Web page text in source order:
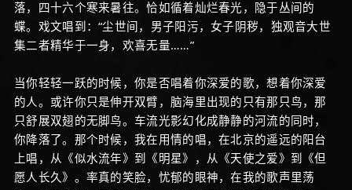
落，四十六个寒来暑往。恰如循着灿烂春光，隐于丛间的
蝶。戏文唱到：“尘世间，男子阳污，女子阴秽，独观音大世
集二者精华于一身，欢喜无量……”
当你轻轻一跃的时候，你是否唱着你深爱的歌，想着你深爱
的人。或许你只是伸开双臂，脑海里出现的只有那只鸟，那
只舒展双翅的无脚鸟。车流光影幻化成静静的河流的同时，
你降落了。那个时候，我在用情的唱，在北京的遥远的阳台
上唱，从《似水流年》到《明星》，从《天使之爱》到《但
愿人长久》。率真的笑脸，忧郁的眼神，在我的歌声里荡